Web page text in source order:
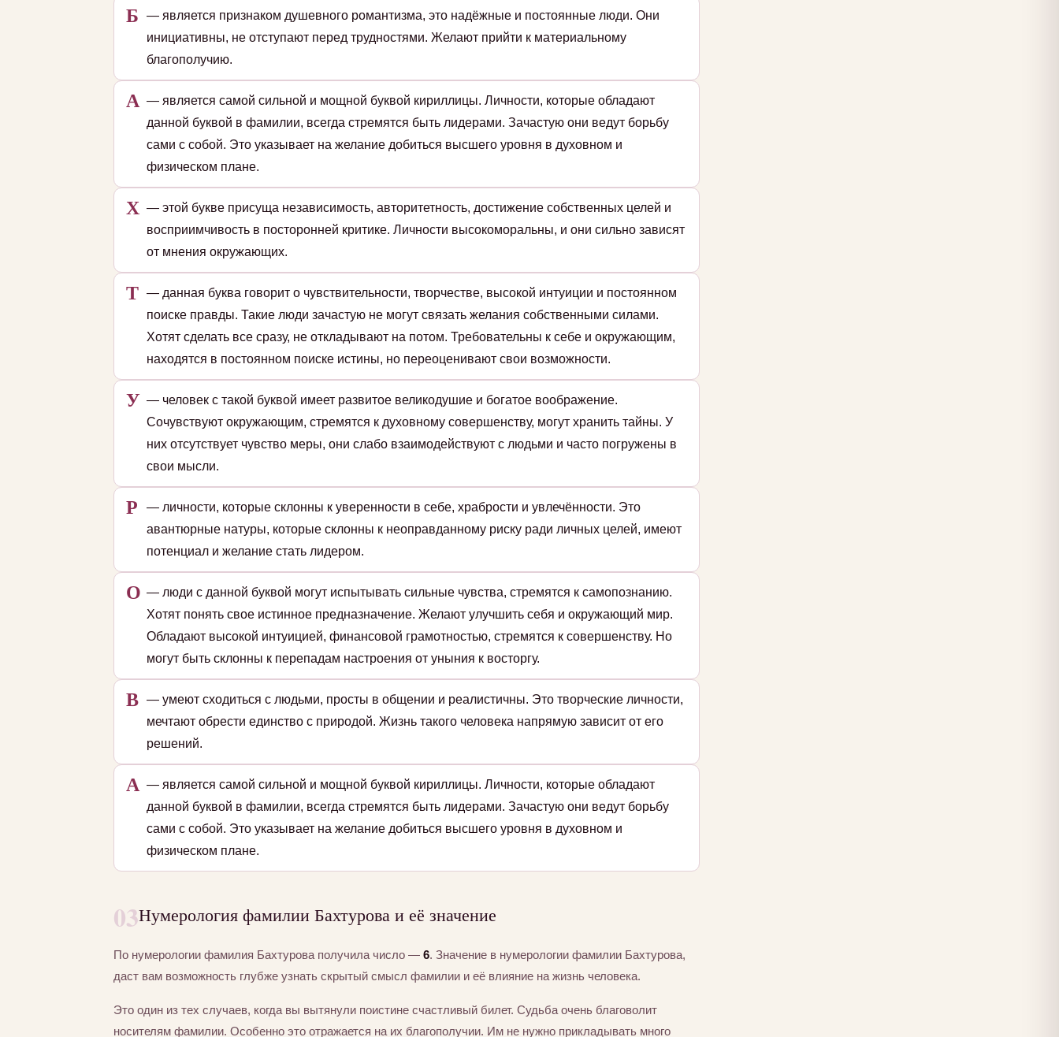
Б
— является признаком душевного романтизма, это надёжные и постоянные люди. Они
инициативны, не отступают перед трудностями. Желают прийти к материальному
благополучию.
А — является самой сильной и мощной буквой кириллицы. Личности, которые обладают
данной буквой в фамилии, всегда стремятся быть лидерами. Зачастую они ведут борьбу
сами с собой. Это указывает на желание добиться высшего уровня в духовном и
физическом плане.
Х — этой букве присуща независимость, авторитетность, достижение собственных целей и
восприимчивость в посторонней критике. Личности высокоморальны, и они сильно зависят
от мнения окружающих.
Т — данная буква говорит о чувствительности, творчестве, высокой интуиции и постоянном
поиске правды. Такие люди зачастую не могут связать желания собственными силами.
Хотят сделать все сразу, не откладывают на потом. Требовательны к себе и окружающим,
находятся в постоянном поиске истины, но переоценивают свои возможности.
У — человек с такой буквой имеет развитое великодушие и богатое воображение.
Сочувствуют окружающим, стремятся к духовному совершенству, могут хранить тайны. У
них отсутствует чувство меры, они слабо взаимодействуют с людьми и часто погружены в
свои мысли.
Р
— личности, которые склонны к уверенности в себе, храбрости и увлечённости. Это
авантюрные натуры, которые склонны к неоправданному риску ради личных целей, имеют
потенциал и желание стать лидером.
О — люди с данной буквой могут испытывать сильные чувства, стремятся к самопознанию.
Хотят понять свое истинное предназначение. Желают улучшить себя и окружающий мир.
Обладают высокой интуицией, финансовой грамотностью, стремятся к совершенству. Но
могут быть склонны к перепадам настроения от уныния к восторгу.
В — умеют сходиться с людьми, просты в общении и реалистичны. Это творческие личности,
мечтают обрести единство с природой. Жизнь такого человека напрямую зависит от его
решений.
А — является самой сильной и мощной буквой кириллицы. Личности, которые обладают
данной буквой в фамилии, всегда стремятся быть лидерами. Зачастую они ведут борьбу
сами с собой. Это указывает на желание добиться высшего уровня в духовном и
физическом плане.
03Нумерология фамилии Бахтурова и её значение
По нумерологии фамилия Бахтурова получила число — 6. Значение в нумерологии фамилии Бахтурова,
даст вам возможность глубже узнать скрытый смысл фамилии и её влияние на жизнь человека.
Это один из тех случаев, когда вы вытянули поистине счастливый билет. Судьба очень благоволит
носителям фамилии. Особенно это отражается на их благополучии. Им не нужно прикладывать много